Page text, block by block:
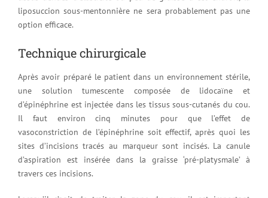
liposuccion sous-mentonnière ne sera probablement pas une
option efficace.
Technique chirurgicale
Après avoir préparé le patient dans un environnement stérile,
une solution tumescente composée de lidocaïne et
d’épinéphrine est injectée dans les tissus sous-cutanés du cou.
Il faut environ cinq minutes pour que l’effet de
vasoconstriction de l’épinéphrine soit effectif, après quoi les
sites d’incisions tracés au marqueur sont incisés. La canule
d’aspiration est insérée dans la graisse ‘pré-platysmale’ à
travers ces incisions.